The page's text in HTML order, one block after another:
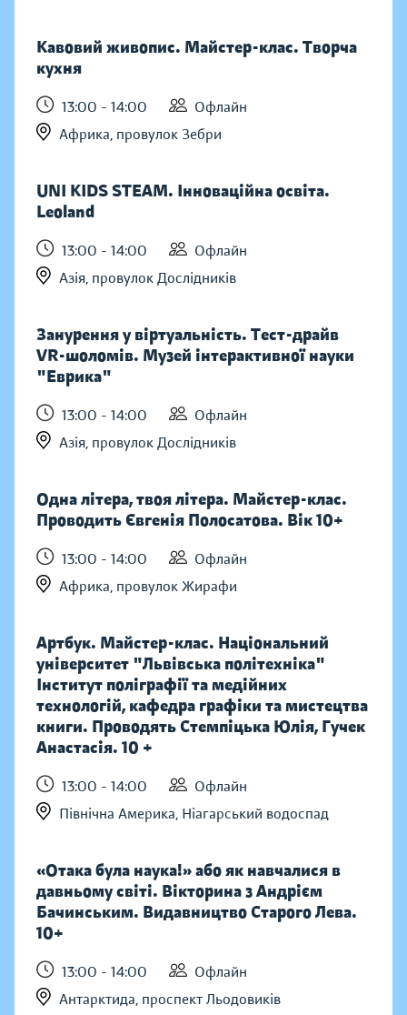
Кавовий живопис. Майстер-клас. Творча
кухня
13:00 - 14:00
Офлайн
Африка, провулок Зебри
UNI KIDS STEAM. Інноваційна освіта.
Leoland
13:00 - 14:00
Офлайн
Азія, провулок Дослідників
Занурення у віртуальність. Тест-драйв
VR-шоломів. Музей інтерактивної науки
"Еврика"
13:00 - 14:00
Офлайн
Азія, провулок Дослідників
Одна літера, твоя літера. Майстер-клас.
Проводить Євгенія Полосатова. Вік 10+
13:00 - 14:00
Офлайн
Африка, провулок Жирафи
Артбук. Майстер-клас. Національний
університет "Львівська політехніка"
Інститут поліграфії та медійних
технологій, кафедра графіки та мистецтва
книги. Проводять Стемпіцька Юлія, Гучек
Анастасія. 10 +
13:00 - 14:00
Офлайн
Північна Америка, Ніагарський водоспад
«Отака була наука!» або як навчалися в
давньому світі. Вікторина з Андрієм
Бачинським. Видавництво Старого Лева.
10+
13:00 - 14:00
Офлайн
Антарктида, проспект Льодовиків